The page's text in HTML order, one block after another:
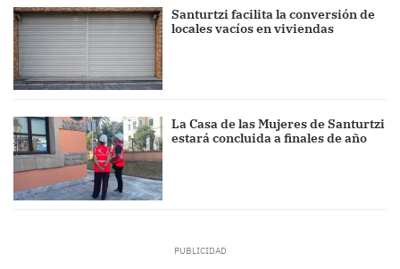
Santurtzi facilita la conversión de
locales vacíos en viviendas
La Casa de las Mujeres de Santurtzi
estará concluida a finales de año